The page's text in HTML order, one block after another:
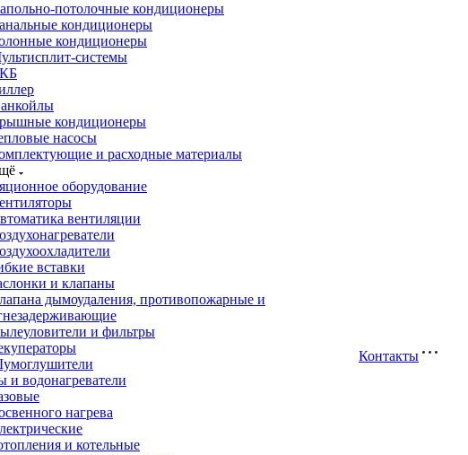
потолочные кондиционеры
кондиционеры
кондиционеры
системы
кондиционеры
насосы
и расходные материалы
оборудование
вентиляции
вставки
и клапаны
дымоудаления, противопожарные и
и фильтры
и водонагреватели
нагрева
и котельные
Контакты